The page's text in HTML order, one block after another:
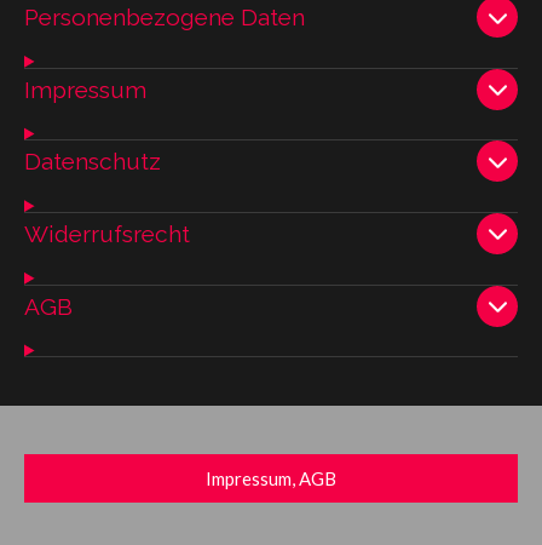
Personenbezogene Daten
Impressum
Datenschutz
Widerrufsrecht
AGB
Impressum, AGB